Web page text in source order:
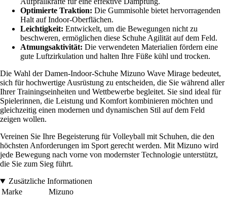
Optimierte Traktion: Die Gummisohle bietet hervorragenden
Halt auf Indoor-Oberflächen.
Leichtigkeit: Entwickelt, um die Bewegungen nicht zu
beschweren, ermöglichen diese Schuhe Agilität auf dem Feld.
Atmungsaktivität: Die verwendeten Materialien fördern eine
gute Luftzirkulation und halten Ihre Füße kühl und trocken.
Die Wahl der Damen-Indoor-Schuhe Mizuno Wave Mirage bedeutet,
sich für hochwertige Ausrüstung zu entscheiden, die Sie während aller
Ihrer Trainingseinheiten und Wettbewerbe begleitet. Sie sind ideal für
Spielerinnen, die Leistung und Komfort kombinieren möchten und
gleichzeitig einen modernen und dynamischen Stil auf dem Feld
zeigen wollen.
Vereinen Sie Ihre Begeisterung für Volleyball mit Schuhen, die den
höchsten Anforderungen im Sport gerecht werden. Mit Mizuno wird
jede Bewegung nach vorne von modernster Technologie unterstützt,
die Sie zum Sieg führt.
Zusätzliche Informationen
Marke
Mizuno